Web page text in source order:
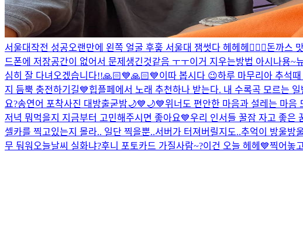
서울대작전 성공오랜만에 왼쪽 얼굴 후훟 서울대 잼썻다 헤헤헤👍🏻 😭돈까스
드폰에 저장공간이 없어서 문제생긴것같음 ㅜㅜ이거 지우는방법 아시나용~
심히 잘 다녀오겠습니다!!🙏🏻💙🙏🏻💙이따 봅시다 😉하루 마무리 아 추석
지 듬뿍 충전하기길💙힙플페에서 노래 추천하나 받는다. 내 수록곡 모르는
요?송연어 포착사진 대방출굳밤🌙💙🌙💙위너도 편안한 마음과 설레는 마음
저녁 뭐먹을지 지금부터 고민해주시면 좋아요💙우리 인서들 꿀잠 자고 좋은
셀카를 찍고있는지 몰라.. 일단 찍을뿐..서버가 터져버릴지도..추억이 방울방
무 둬워 오늘날씨 실화냐?후니 포토카드 가질사람~?이건 오늘 헤헤💙찍어놓